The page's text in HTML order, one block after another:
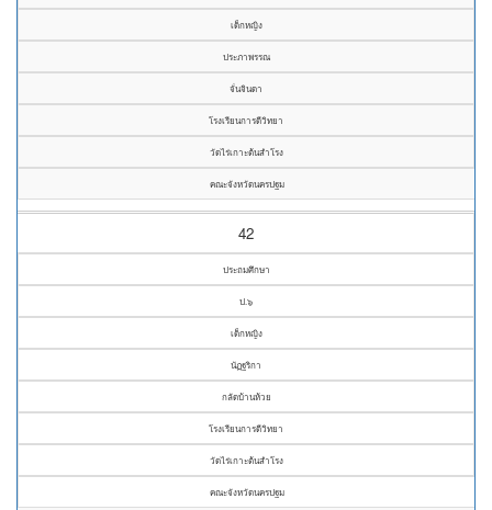
เด็กหญิง
ประภาพรรณ
จั่นจินดา
โรงเรียนการดีวิทยา
วัดไร่เกาะต้นสำโรง
คณะจังหวัดนครปฐม
42
ประถมศึกษา
ป.๖
เด็กหญิง
นัฏฐริกา
กลัดบ้านห้วย
โรงเรียนการดีวิทยา
วัดไร่เกาะต้นสำโรง
คณะจังหวัดนครปฐม